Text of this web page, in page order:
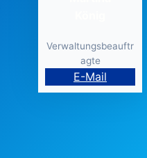
Verwaltungsbeauftr
agte
E-Mail